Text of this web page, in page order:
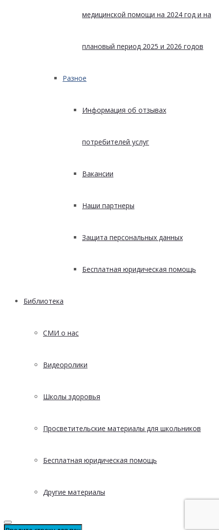
медицинской помощи на 2024 год и на
плановый период 2025 и 2026 годов
Разное
Информация об отзывах
потребителей услуг
Вакансии
Наши партнеры
Защита персональных данных
Бесплатная юридическая помощь
Библиотека
СМИ о нас
Видеоролики
Школы здоровья
Просветительские материалы для школьников
Бесплатная юридическая помощь
Другие материалы